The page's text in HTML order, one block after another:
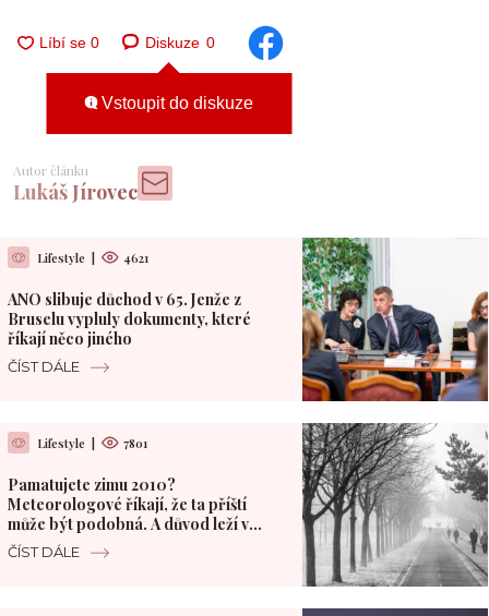
Diskuze 0
Vstoupit do diskuze
Autor článku
Lukáš Jírovec
Lifestyle 4621
ANO slibuje důchod v 65. Jenže z
Bruselu vypluly dokumenty, které
říkají něco jiného
ČÍST DÁLE
Lifestyle 7801
Pamatujete zimu 2010?
Meteorologové říkají, že ta příští
může být podobná. A důvod leží v
Pacifiku
ČÍST DÁLE